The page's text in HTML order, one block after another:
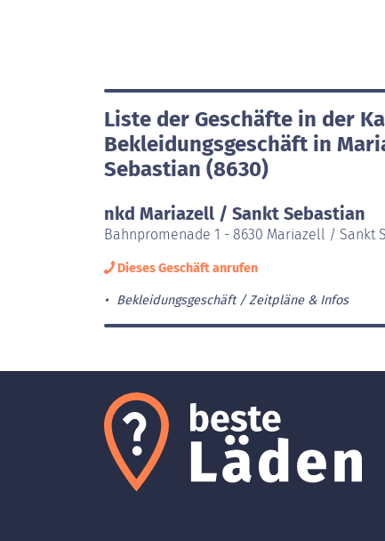
Liste der Geschäfte in der
Bekleidungsgeschäft in
Sebastian (8630)
nkd Mariazell / Sankt Sebastian
Bahnpromenade 1 - 8630 Mariazell / Sankt
Dieses Geschäft anrufen
Bekleidungsgeschäft Zeitpläne & Infos